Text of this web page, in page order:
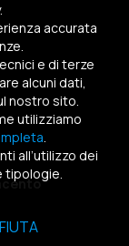
accurata
e di terze
alcuni dati,
nostro sito.
utilizziamo
.
all’utilizzo dei
tipologie.